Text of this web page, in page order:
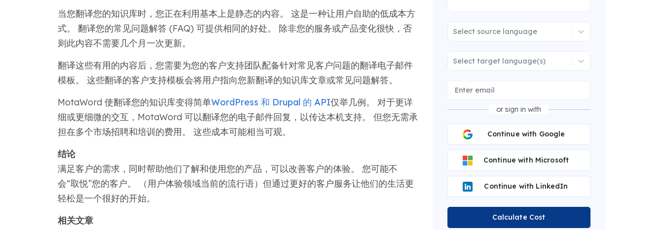
当您翻译您的知识库时，您正在利用基本上是静态的内容。 这是一种让用户自助的低成本方
式。 翻译您的常见问题解答 (FAQ) 可提供相同的好处。 除非您的服务或产品变化很快，否
则此内容不需要几个月一次更新。
翻译这些有用的内容后，您需要为您的客户支持团队配备针对常见客户问题的翻译电子邮件
模板。 这些翻译的客户支持模板会将用户指向您新翻译的知识库文章或常见问题解答。
MotaWord 使翻译您的知识库变得简单WordPress 和 Drupal 的 API仅举几例。 对于更详
细或更细微的交互，MotaWord 可以翻译您的电子邮件回复，以传达本机支持。 但您无需承
担在多个市场招聘和培训的费用。 这些成本可能相当可观。
结论
满足客户的需求，同时帮助他们了解和使用您的产品，可以改善客户的体验。 您可能不
会“取悦”您的客户。 （用户体验领域当前的流行语）但通过更好的客户服务让他们的生活更
轻松是一个很好的开始。
相关文章
Select source language
Select target language(s)
or sign in with
Continue with Google
Continue with Microsoft
Continue with LinkedIn
Calculate Cost